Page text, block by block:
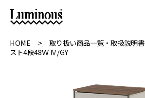
HOME 取り扱い商品一覧・取扱説明書
スト4段48Ｗ Ⅳ/GY